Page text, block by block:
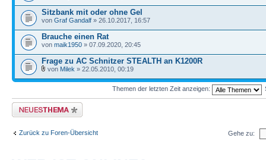
Sitzbank mit oder ohne Gel
von Graf Gandalf » 26.10.2017, 16:57
Brauche einen Rat
von maik1950 » 07.09.2020, 20:45
Frage zu AC Schnitzer STEALTH an K1200R
von Milek » 22.05.2010, 00:19
Themen der letzten Zeit anzeigen:
Neues Thema erstellen
Zurück zu Foren-Übersicht Gehe zu: